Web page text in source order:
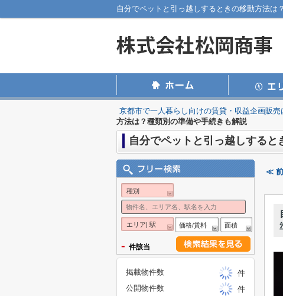
自分でペットと引っ越しするときの移動方法
京都市で一人暮らし向けの賃貸・収益企画販
方法は？種類別の準備や手続きも解説
自分でペットと引っ越しする
≪ 前
種別
エリア| 駅 価格/賃料 面積
- 件該当
掲載物件数
件
公開物件数
件